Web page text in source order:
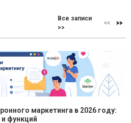
Все записи
>>
маркетинга в 2026 году:
функций